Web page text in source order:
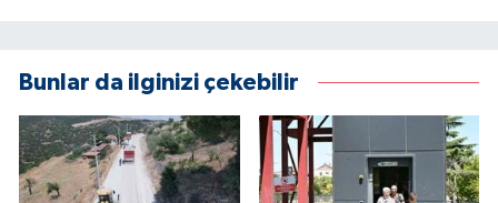
Bunlar da ilginizi çekebilir